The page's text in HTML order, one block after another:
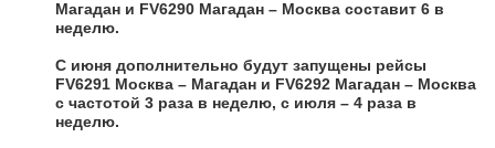
Магадан и FV6290 Магадан – Москва составит 6 в
неделю.
С июня дополнительно будут запущены рейсы
FV6291 Москва – Магадан и FV6292 Магадан – Москва
с частотой 3 раза в неделю, с июля – 4 раза в
неделю.